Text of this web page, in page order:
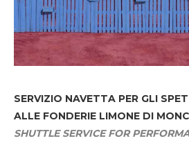
SERVIZIO NAVETTA PER GLI
ALLE FONDERIE LIMONE DI
SHUTTLE SERVICE FOR